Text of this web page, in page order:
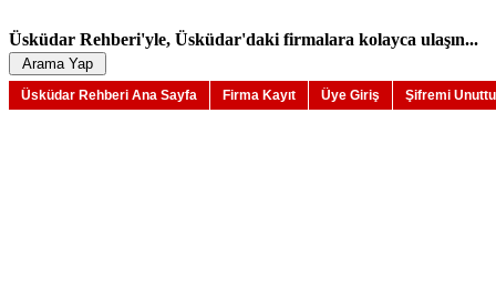
Üsküdar Rehberi'yle, Üsküdar'daki firmalara kolayca ulaşın...
Üsküdar Rehberi Ana Sayfa Firma Kayıt Üye Giriş Şifremi